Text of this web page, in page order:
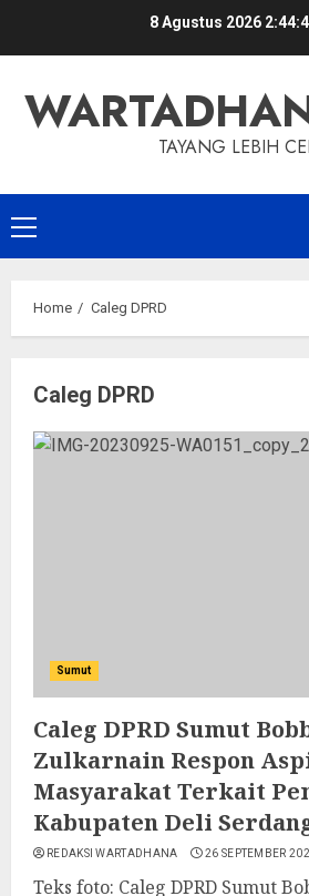
8 Agustus 2026
TAYANG LEBIH
Primary
Menu
Home Caleg DPRD
Caleg DPRD
Sumut
Caleg DPRD Sumut
Zulkarnain Respon
Masyarakat Terkait
Kabupaten Deli
REDAKSI WARTADHANA 26 SEPTEMBER
Teks foto: Caleg DPRD Sumut